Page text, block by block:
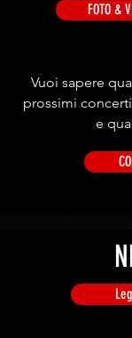
FOTO &
Vuoi sapere
prossimi
e